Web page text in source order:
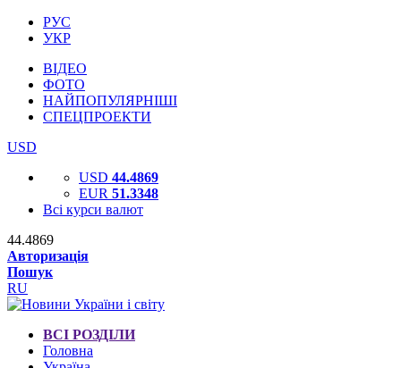
РУС
УКР
ВІДЕО
ФОТО
НАЙПОПУЛЯРНІШІ
СПЕЦПРОЕКТИ
USD
USD 44.4869
EUR 51.3348
Всі курси валют
44.4869
Авторизація
Пошук
RU
ВСІ РОЗДІЛИ
Головна